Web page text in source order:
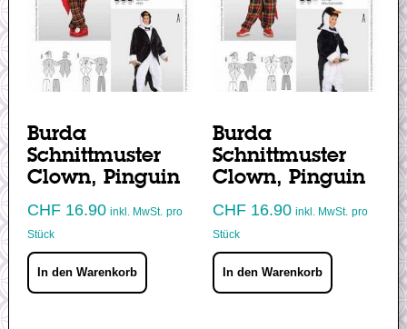
Burda
Schnittmuster
Clown, Pinguin
CHF16.90 inkl. MwSt. pro
Stück
In den Warenkorb
Burda
Schnittmuster
Clown, Pinguin
CHF16.90 inkl. MwSt. pro
Stück
In den Warenkorb